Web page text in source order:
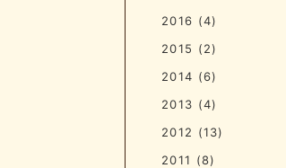
2016 (4)
2015 (2)
2014 (6)
2013 (4)
2012 (13)
2011 (8)